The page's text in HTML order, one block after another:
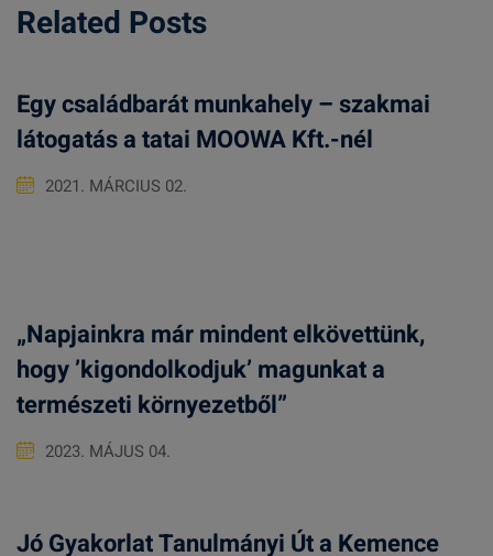
Related Posts
Egy családbarát munkahely – szakmai
látogatás a tatai MOOWA Kft.-nél
2021. MÁRCIUS 02.
„Napjainkra már mindent elkövettünk,
hogy ’kigondolkodjuk’ magunkat a
természeti környezetből”
2023. MÁJUS 04.
Jó Gyakorlat Tanulmányi Út a Kemence